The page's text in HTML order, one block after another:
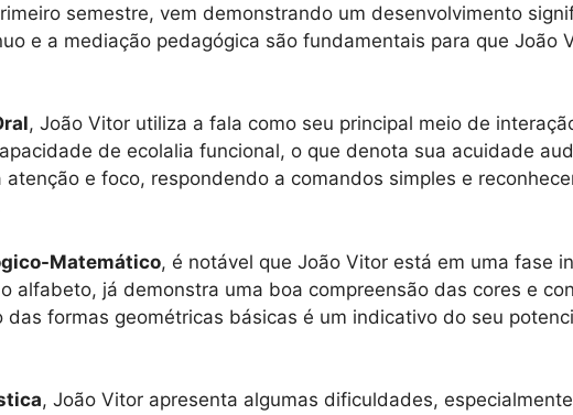
semestre, vem demonstrando um desenvolvimento
e a mediação pedagógica são fundamentais para que João
, João Vitor utiliza a fala como seu principal meio de
de ecolalia funcional, o que denota sua acuidade
e foco, respondendo a comandos simples e
Matemático, é notável que João Vitor está em uma fase
alfabeto, já demonstra uma boa compreensão das cores e
formas geométricas básicas é um indicativo do seu
, João Vitor apresenta algumas dificuldades,